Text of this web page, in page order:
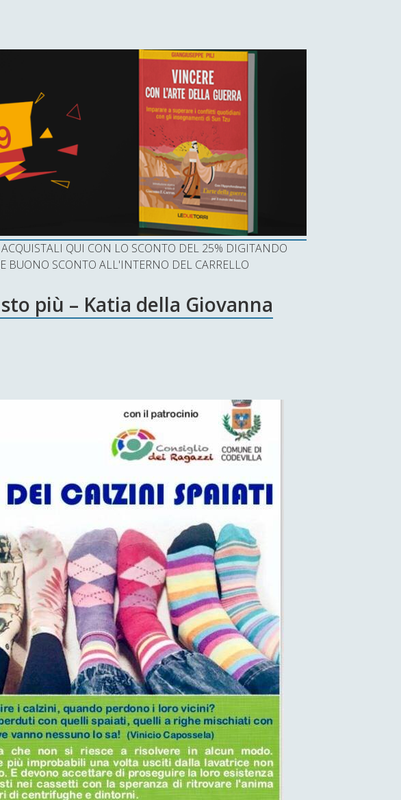
QUI CON LO SCONTO DEL 25% DIGITANDO
BUONO SCONTO ALL'INTERNO DEL CARRELLO
più – Katia della Giovanna